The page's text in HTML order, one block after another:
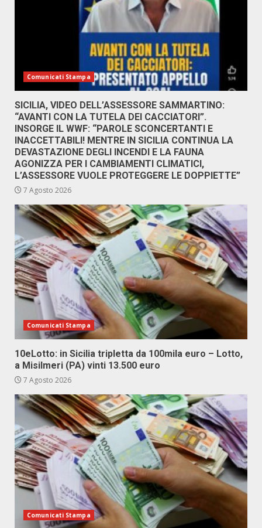
Comunicati Stampa
SICILIA, VIDEO DELL’ASSESSORE SAMMARTINO:
“AVANTI CON LA TUTELA DEI CACCIATORI”.
INSORGE IL WWF: “PAROLE SCONCERTANTI E
INACCETTABILI! MENTRE IN SICILIA CONTINUA LA
DEVASTAZIONE DEGLI INCENDI E LA FAUNA
AGONIZZA PER I CAMBIAMENTI CLIMATICI,
L’ASSESSORE VUOLE PROTEGGERE LE DOPPIETTE”
7 Agosto 2026
Comunicati Stampa
10eLotto: in Sicilia tripletta da 100mila euro – Lotto,
a Misilmeri (PA) vinti 13.500 euro
7 Agosto 2026
Comunicati Stampa